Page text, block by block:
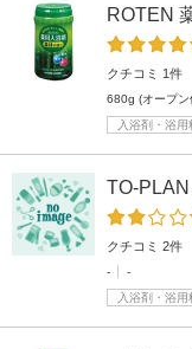
ROTEN
クチコミ 1件
680g (オープン
入浴剤・浴用
TO-
クチコミ 2件
-
-
入浴剤・浴用